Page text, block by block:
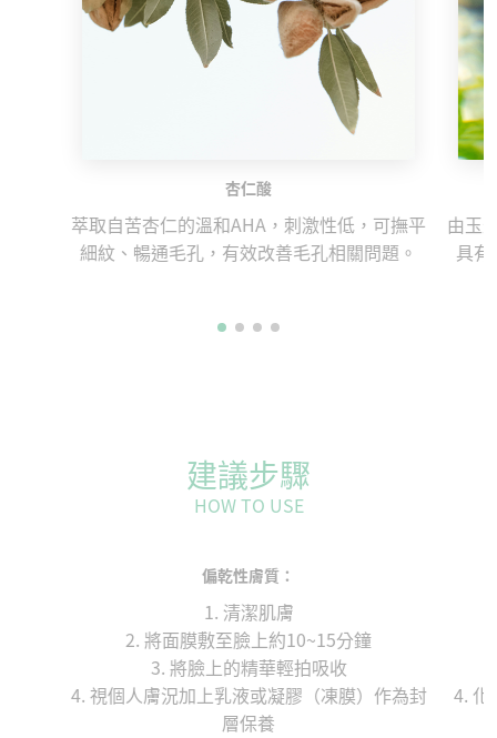
杏仁酸
萃取自苦杏仁的溫和AHA，刺激性低，可撫平
細紋、暢通毛孔，有效改善毛孔相關問題。
由玉
具
建議步驟
HOW TO USE
偏乾性膚質：
1. 清潔肌膚
2. 將面膜敷至臉上約10~15分鐘
3. 將臉上的精華輕拍吸收
4. 視個人膚況加上乳液或凝膠（凍膜）作為封
層保養
4.